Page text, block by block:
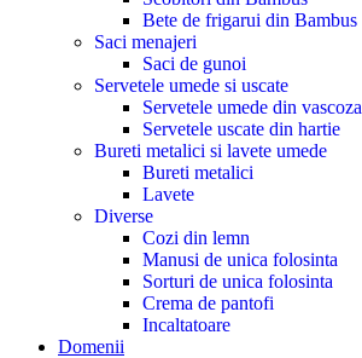
Bete de frigarui din Bambus
Saci menajeri
Saci de gunoi
Servetele umede si uscate
Servetele umede din vascoza
Servetele uscate din hartie
Bureti metalici si lavete umede
Bureti metalici
Lavete
Diverse
Cozi din lemn
Manusi de unica folosinta
Sorturi de unica folosinta
Crema de pantofi
Incaltatoare
Domenii